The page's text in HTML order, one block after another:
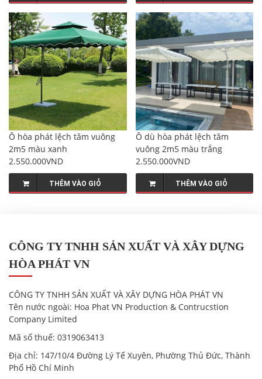
Ô hòa phát lệch tâm vuông
2m5 màu xanh
2.550.000VND
THÊM VÀO GIỎ
Ô dù hòa phát lệch tâm
vuông 2m5 màu trắng
2.550.000VND
THÊM VÀO GIỎ
CÔNG TY TNHH SẢN XUẤT VÀ XÂY DỰNG
HÒA PHÁT VN
CÔNG TY TNHH SẢN XUẤT VÀ XÂY DỰNG HÒA PHÁT VN
Tên nước ngoài: Hoa Phat VN Production & Contrucstion
Company Limited
Mã số thuế: 0319063413
Địa chỉ: 147/10/4 Đường Lý Tế Xuyên, Phường Thủ Đức, Thành
Phố Hồ Chí Minh